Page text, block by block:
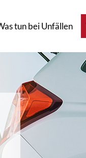
tun bei Unfällen